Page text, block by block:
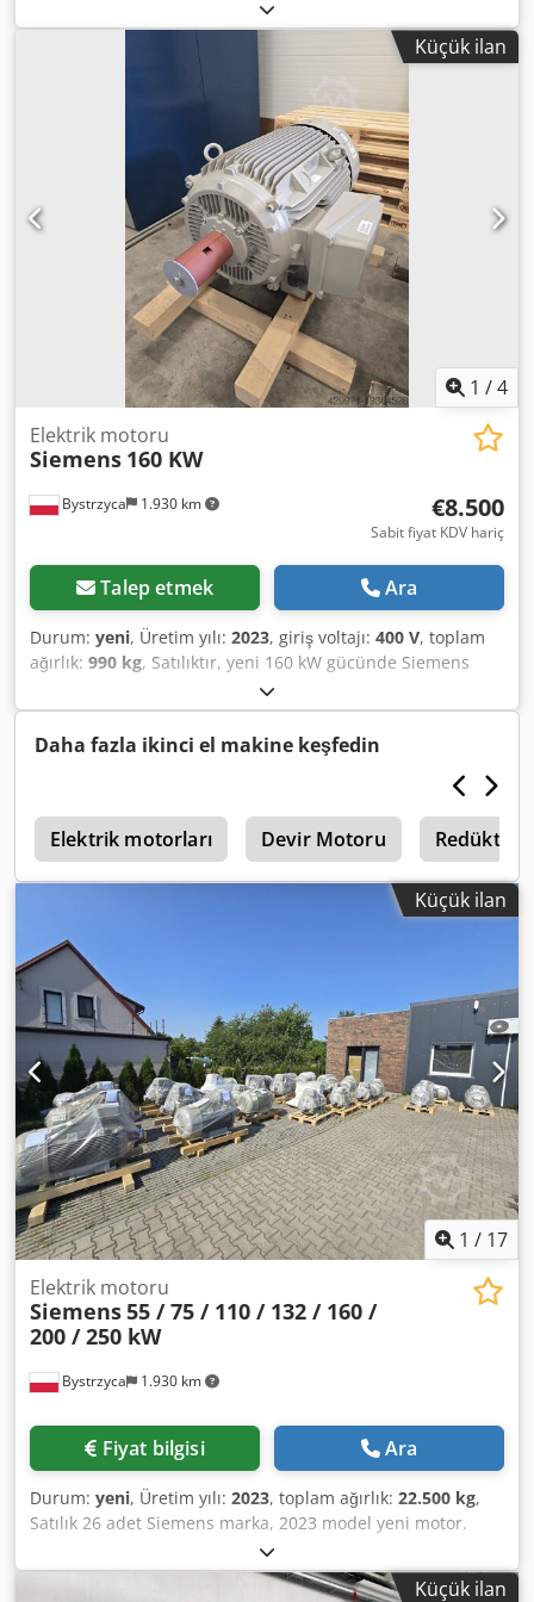
elektrik motoru ve entegre elektromanyetik fren ile birlikte.
Cihaz tamamen çalışır durumda, test edilmiş ve kullanıma
hazırdır. Teknik ve görsel durumu iyidir. Normal kullanım
kaynaklı, gözle görülebilir kullanım izleri mevcuttur.
Motorlu redüktör, konveyörler, besleyiciler, üretim
makineleri ve diğer endüstriyel cihazların tahrik
sistemlerinde mükemmel performans gösterir. Teknik
özellikler: Dcedpfsznu Ipjx Agpek Üretici: SEW-EURODRIVE
Redüktör tipi: R40 Motor tipi: DT80K4/BMG Güç: 0,55 kW
Besleme: 3×230 V Δ / 400 V Y, 50 Hz Motor dönüş hızı: 1360
devir/dakika Çıkış hızı: 53 devir/dakika Fren: 230 V AC,
frenleme momenti 5 Nm Koruma sınıfı: IP54 Yalıtım sınıfı:
B Ağırlık: 20,12 kg
Küçük ilan
1 /4
Bystrzyca 1.930 km
Elektrik motoru
Siemens 160 KW
€8.500
Sabit fiyat KDV hariç
Talep etmek Ara
Durum: yeni, Üretim yılı: 2023, giriş voltajı: 400 V, toplam
ağırlık: 990 kg, Satılıktır, yeni 160 kW gücünde Siemens
motorlar. Dodpfx Agewr Tzrepeck 12 ay garanti. 4 adet
mevcuttur. YENİ.
Daha fazla ikinci el makine keşfedin
Elektrik motorları Devir Motoru
Küçük ilan
1 / 17
Bystrzyca 1.930 km
Elektrik motoru
Siemens55 / 75 / 110 / 132 / 160 /
200 / 250 kW
Fiyat bilgisi Ara
Durum: yeni, Üretim yılı: 2023, toplam ağırlık: 22.500 kg,
Satılık 26 adet Siemens marka, 2023 model yeni motor.
Toplu veya tek tek satılabilir. IE3 1 adet. 894718.2 IE3
Motor, 3 fazlı, 55kW, 4 kutuplu, 400|460V, 50|60Hz,
Küçük ilan